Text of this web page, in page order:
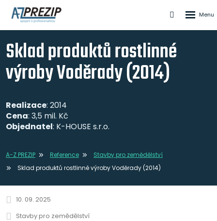
Sklad produktů rostlinné
výroby Voděrady (2014)
Realizace: 2014
Cena: 3,5 mil. Kč
Objednatel: K-HOUSE s.r.o.
A-Z PREZIP Reference
Stavby pro zemědělství
Sklad produktů rostlinné výroby Voděrady (2014)
10. 09. 2025
Stavby pro zemědělství